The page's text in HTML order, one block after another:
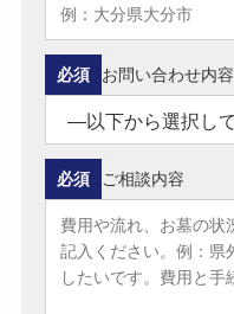
お問い合わせ内容
必須
ご相談内容
必須